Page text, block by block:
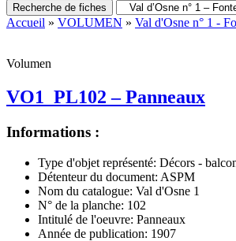
Recherche de fiches
Accueil » VOLUMEN » Val d'Osne n° 1 -
Volumen
VO1_PL102 – Panneaux
Informations :
Type d'objet représenté: Décors -
Détenteur du document: ASPM
Nom du catalogue: Val d'Osne 1
N° de la planche: 102
Intitulé de l'oeuvre: Panneaux
Année de publication: 1907